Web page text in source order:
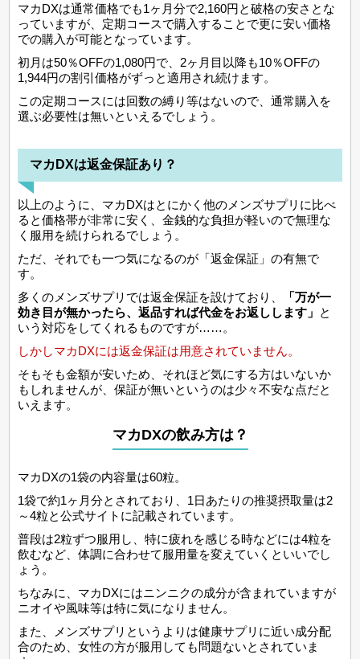
マカDXは通常価格でも1ヶ月分で2,160円と破格の安さとな
っていますが、定期コースで購入することで更に安い価格
での購入が可能となっています。
初月は50％OFFの1,080円で、2ヶ月目以降も10％OFFの
1,944円の割引価格がずっと適用され続けます。
この定期コースには回数の縛り等はないので、通常購入を
選ぶ必要性は無いといえるでしょう。
マカDXは返金保証あり？
以上のように、マカDXはとにかく他のメンズサプリに比べ
ると価格帯が非常に安く、金銭的な負担が軽いので無理な
く服用を続けられるでしょう。
ただ、それでも一つ気になるのが「返金保証」の有無で
す。
多くのメンズサプリでは返金保証を設けており、
「万が一
効き目が無かったら、返品すれば代金をお返しします」 と
いう対応をしてくれるものですが……。
しかしマカDXには返金保証は用意されていません。
そもそも金額が安いため、それほど気にする方はいないか
もしれませんが、保証が無いというのは少々不安な点だと
いえます。
マカDXの飲み方は？
マカDXの1袋の内容量は60粒。
1袋で約1ヶ月分とされており、1日あたりの推奨摂取量は2
～4粒と公式サイトに記載されています。
普段は2粒ずつ服用し、特に疲れを感じる時などには4粒を
飲むなど、体調に合わせて服用量を変えていくといいでし
ょう。
ちなみに、マカDXにはニンニクの成分が含まれていますが
ニオイや風味等は特に気になりません。
また、メンズサプリというよりは健康サプリに近い成分配
合のため、女性の方が服用しても問題ないとされていま